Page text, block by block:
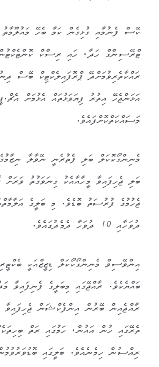
ކޭސް ފެނުމާއި ގުޅިގެން ކަމާ ބެހޭ މައުލޫމާތު
ޓްރޭސިންގް ހަދާ، ހައި ރިސްކް
ރައްކާތެރިވުމަށްދޭ ޕްރޮފައިލެކްޓިކް ބޭސް
އަޅަންޖެހޭ އިތުރު ފިޔަވަޅުތައް އެޅުމަށް
މަސައްކަތްކޮށްފައެވެ.
މެނިންގޯކޮކަލް ބަލި ފެތުރެނީ ނޭވާލާ
ބަލި ޖެހިފައިވާ މީހާއާއެކު ގިނަވަގުތު
ޖެހުމުގެ ފުރުސަތު ބޮޑެވެ. މި ބަލީގެ
ދުވަހާއި 10 ދުވަހާ ދެމެދުގައެވެ.
އިންވޭސިވް މެނިންގޯކޯކަލް ޑިޒީޒްއަކީ
ބައްޔެކެވެ. ރާއްޖޭގައި މިބަލީގެ ފެނިފައިވާ
ރާއްޖެއިން ބޭރުން އިންފެކްޝަން ޖެހިފައިވާ
ތެރޭގައި ހުން އައުން، ހަމުގައި ރަތް
ރިއްސުން ހިމެނެއެވެ. ބަލީގައި